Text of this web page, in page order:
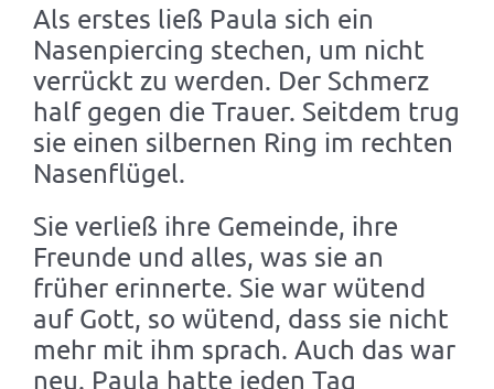
Als erstes ließ Paula sich ein
Nasenpiercing stechen, um nicht
verrückt zu werden. Der Schmerz
half gegen die Trauer. Seitdem trug
sie einen silbernen Ring im rechten
Nasenflügel.
Sie verließ ihre Gemeinde, ihre
Freunde und alles, was sie an
früher erinnerte. Sie war wütend
auf Gott, so wütend, dass sie nicht
mehr mit ihm sprach. Auch das war
neu. Paula hatte jeden Tag